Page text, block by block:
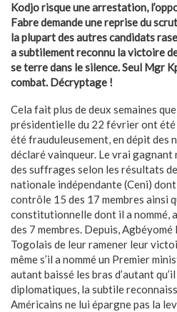
Kodjo risque une arrestation,
Fabre demande une reprise du
la plupart des autres candidats
a subtilement reconnu la victoire
se terre dans le silence. Seul Mgr
combat. Décryptage !
Cela fait plus de deux semaines
présidentielle du 22 février ont été
été frauduleusement, en dépit des
déclaré vainqueur. Le vrai gagnant
des suffrages selon les résultats
nationale indépendante (Ceni)
contrôle 15 des 17 membres ainsi
constitutionnelle dont il a nommé,
des 7 membres. Depuis,
Togolais de leur ramener leur
même s’il a nommé un Premier
autant baissé les bras d’autant
diplomatiques, la subtile
Américains ne lui épargne pas la